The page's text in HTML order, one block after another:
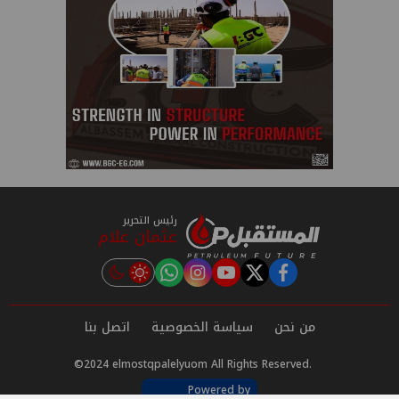
رئيس التحرير
عثمان علام
facebook
twitter
youtube
instagram
tiktok
من نحن سياسة الخصوصية اتصل بنا
©2024 elmostqpalelyuom All Rights Reserved.
Powered by